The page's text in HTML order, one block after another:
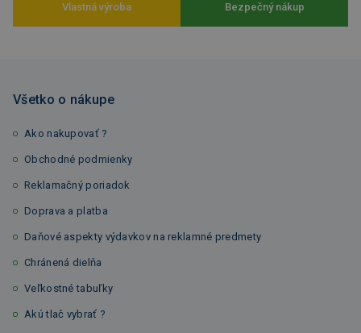
Vlastná výroba Bezpečný nákup
Všetko o nákupe
Ako nakupovať ?
Obchodné podmienky
Reklamačný poriadok
Doprava a platba
Daňové aspekty výdavkov na reklamné predmety
Chránená dielňa
Veľkostné tabuľky
Akú tlač vybrať ?